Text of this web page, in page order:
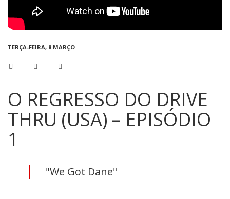
TERÇA-FEIRA, 8 MARÇO
O REGRESSO DO DRIVE
THRU (USA) – EPISÓDIO
1
"We Got Dane"